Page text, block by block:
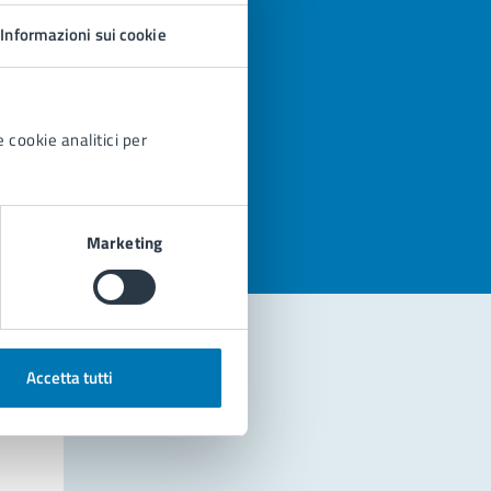
Informazioni sui cookie
cookie analitici per
Marketing
Accetta tutti